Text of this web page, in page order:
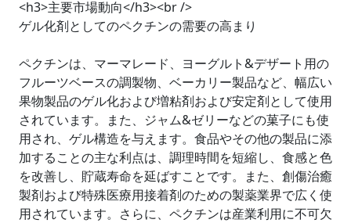
<h3>主要市場動向</h3><br />
ゲル化剤としてのペクチンの需要の高まり
ペクチンは、マーマレード、ヨーグルト&デザート用の
フルーツベースの調製物、ベーカリー製品など、幅広い
果物製品のゲル化および増粘剤および安定剤として使用
されています。また、ジャム&ゼリーなどの菓子にも使
用され、ゲル構造を与えます。食品やその他の製品に添
加することの主な利点は、調理時間を短縮し、食感と色
を改善し、貯蔵寿命を延ばすことです。また、創傷治癒
製剤および特殊医療用接着剤のための製薬業界で広く使
用されています。さらに、ペクチンは産業利用に不可欠